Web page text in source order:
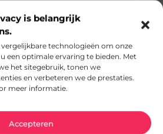
is belangrijk
technologieën om onze
een optimale ervaring te bieden. Met
het sitegebruik, tonen we
en verbeteren we de prestaties.
meer informatie.
Accepteren